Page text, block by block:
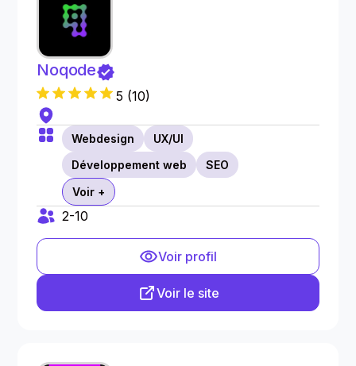
Noqode
5 (10)
Webdesign
UX/UI
Développement web
SEO
Voir +
2-10
Voir profil
Voir le site